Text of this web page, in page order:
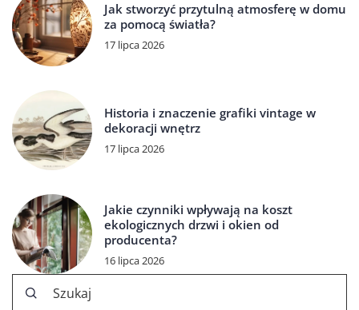
Jak stworzyć przytulną atmosferę w domu
za pomocą światła?
17 lipca 2026
Historia i znaczenie grafiki vintage w
dekoracji wnętrz
17 lipca 2026
Jakie czynniki wpływają na koszt
ekologicznych drzwi i okien od
producenta?
16 lipca 2026